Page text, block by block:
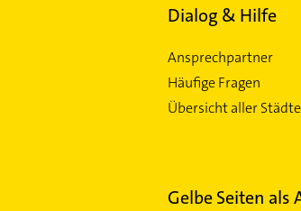
Dialog & Hilfe
Ansprechpartner
Häufige Fragen
Übersicht aller Städte
Gelbe Seiten als